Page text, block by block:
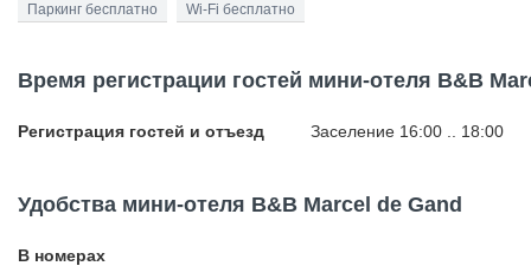
Паркинг бесплатно Wi-Fi бесплатно
Время регистрации гостей мини-отеля B&B
Регистрация гостей и отъезд Заселение 16:00 .. 18:00
Удобства мини-отеля B&B Marcel de Gand
В номерах